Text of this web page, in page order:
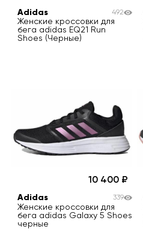
Adidas
Женские кроссовки для
бега adidas EQ21 Run
Shoes (Черные)
492
10 400
Adidas
Женские кроссовки для
бега adidas Galaxy 5 Shoes
черные
339